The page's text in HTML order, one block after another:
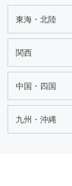
東海・北陸
関西
中国・四国
九州・沖縄